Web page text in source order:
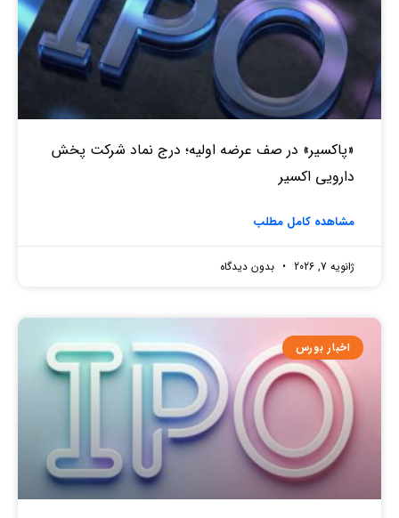
«پاکسیر» در صف عرضه اولیه؛ درج نماد شرکت پخش
دارویی اکسیر
مشاهده کامل مطلب
ژانویه 7, 2026 بدون دیدگاه
اخبار بورس